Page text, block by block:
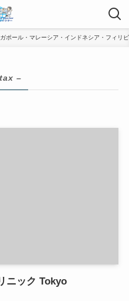
ポール・マレーシア・インドネシア・フィリ
–
ニック Tokyo